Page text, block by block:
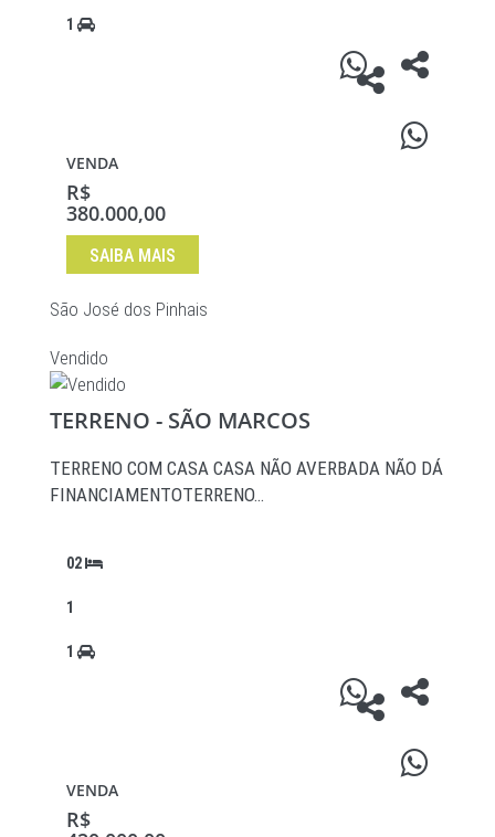
1
VENDA
R$
380.000,00
SAIBA MAIS
São José dos Pinhais
Vendido
TERRENO - SÃO MARCOS
TERRENO COM CASA CASA NÃO AVERBADA NÃO DÁ
FINANCIAMENTOTERRENO…
02
1
1
VENDA
R$